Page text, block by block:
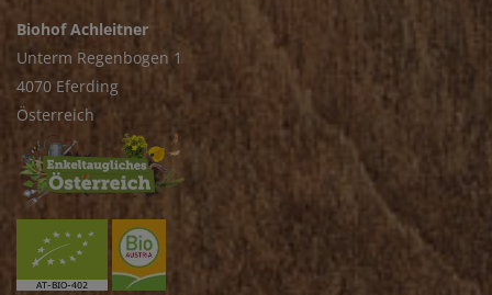
Biohof Achleitner
Unterm Regenbogen 1
4070 Eferding
Österreich